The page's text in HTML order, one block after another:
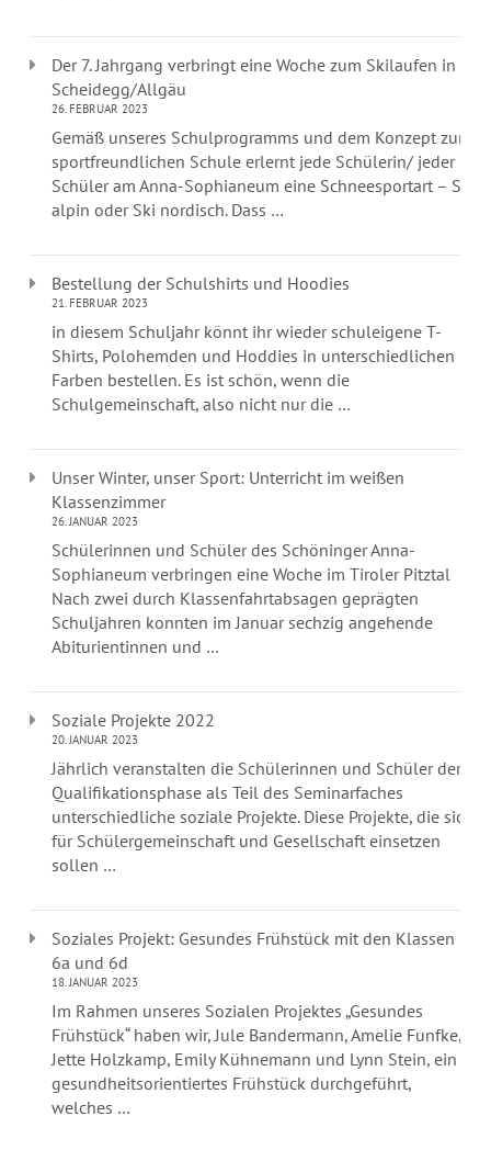
Der 7. Jahrgang verbringt eine Woche zum Skilaufen in
Scheidegg/Allgäu
26. FEBRUAR 2023
Gemäß unseres Schulprogramms und dem Konzept zur
sportfreundlichen Schule erlernt jede Schülerin/ jeder
Schüler am Anna-Sophianeum eine Schneesportart – Ski
alpin oder Ski nordisch. Dass …
Bestellung der Schulshirts und Hoodies
21. FEBRUAR 2023
in diesem Schuljahr könnt ihr wieder schuleigene T-
Shirts, Polohemden und Hoddies in unterschiedlichen
Farben bestellen. Es ist schön, wenn die
Schulgemeinschaft, also nicht nur die …
Unser Winter, unser Sport: Unterricht im weißen
Klassenzimmer
26. JANUAR 2023
Schülerinnen und Schüler des Schöninger Anna-
Sophianeum verbringen eine Woche im Tiroler Pitztal
Nach zwei durch Klassenfahrtabsagen geprägten
Schuljahren konnten im Januar sechzig angehende
Abiturientinnen und …
Soziale Projekte 2022
20. JANUAR 2023
Jährlich veranstalten die Schülerinnen und Schüler der
Qualifikationsphase als Teil des Seminarfaches
unterschiedliche soziale Projekte. Diese Projekte, die sich
für Schülergemeinschaft und Gesellschaft einsetzen
sollen …
Soziales Projekt: Gesundes Frühstück mit den Klassen
6a und 6d
18. JANUAR 2023
Im Rahmen unseres Sozialen Projektes „Gesundes
Frühstück“ haben wir, Jule Bandermann, Amelie Funfke,
Jette Holzkamp, Emily Kühnemann und Lynn Stein, ein
gesundheitsorientiertes Frühstück durchgeführt,
welches …